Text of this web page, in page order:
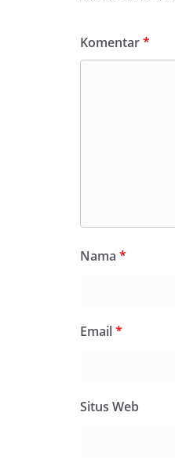
Komentar*
Nama *
Email*
Situs Web